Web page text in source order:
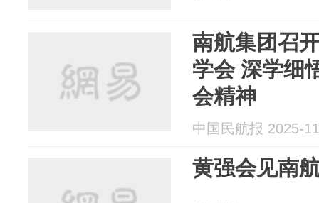
南航集团召
学会 深学细
会精神
中国民航报 2025-
黄强会见南